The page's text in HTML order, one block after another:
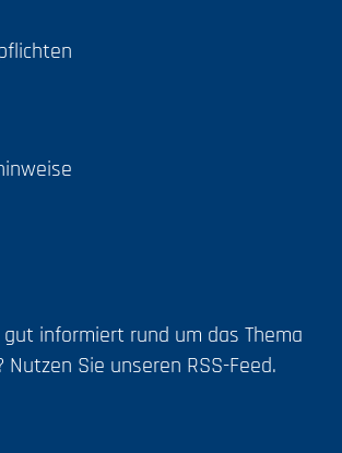
informiert rund um das Thema
Nutzen Sie unseren RSS-Feed.